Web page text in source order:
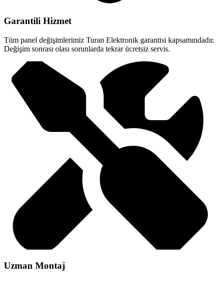
Garantili Hizmet
Tüm panel değişimlerimiz Turan Elektronik garantisi kapsamındadır.
Değişim sonrası olası sorunlarda tekrar ücretsiz servis.
Uzman Montaj